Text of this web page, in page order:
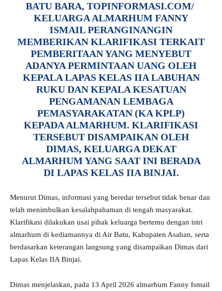
BATU BARA, TOPINFORMASI.COM/
KELUARGA ALMARHUM FANNY
ISMAIL PERANGINANGIN
MEMBERIKAN KLARIFIKASI TERKAIT
PEMBERITAAN YANG MENYEBUT
ADANYA PERMINTAAN UANG OLEH
KEPALA LAPAS KELAS IIA LABUHAN
RUKU DAN KEPALA KESATUAN
PENGAMANAN LEMBAGA
PEMASYARAKATAN (KA KPLP)
KEPADA ALMARHUM. KLARIFIKASI
TERSEBUT DISAMPAIKAN OLEH
DIMAS, KELUARGA DEKAT
ALMARHUM YANG SAAT INI BERADA
DI LAPAS KELAS IIA BINJAI.
Menurut Dimas, informasi yang beredar tersebut tidak benar dan
telah menimbulkan kesalahpahaman di tengah masyarakat.
Klarifikasi dilakukan usai pihak keluarga bertemu dengan istri
almarhum di kediamannya di Air Batu, Kabupaten Asahan, serta
berdasarkan keterangan langsung yang disampaikan Dimas dari
Lapas Kelas IIA Binjai.
Dimas menjelaskan, pada 13 April 2026 almarhum Fanny Ismail